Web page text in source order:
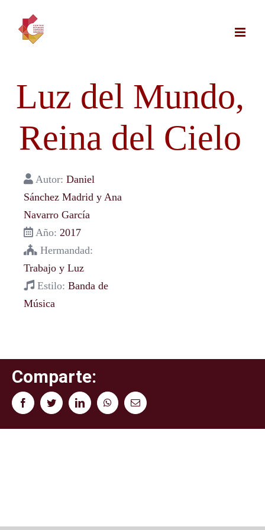
contenido
Luz del Mundo,
Reina del Cielo
Autor: Daniel
Sánchez Madrid y Ana
Navarro García
Año: 2017
Hermandad:
Trabajo y Luz
Estilo: Banda de
Música
Comparte:
FacebookTwitterLinkedInWhatsAppCorreo
electrónico